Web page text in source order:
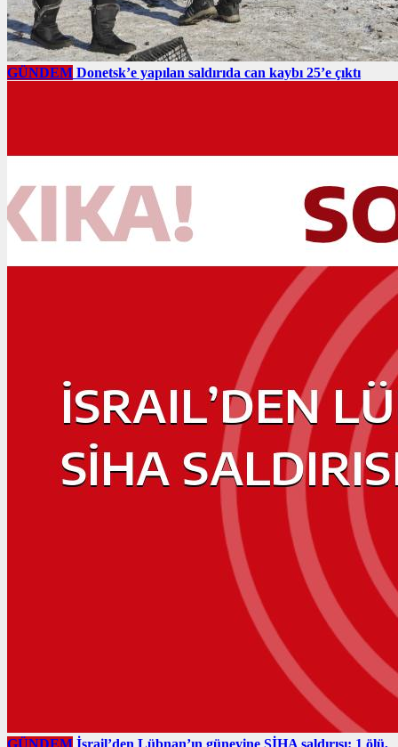
GÜNDEM Donetsk’e yapılan saldırıda can kaybı 25’e çıktı
GÜNDEM İsrail’den Lübnan’ın güneyine SİHA saldırısı: 1 ölü,